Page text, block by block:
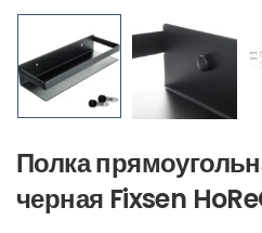
Полка
черная Fixsen